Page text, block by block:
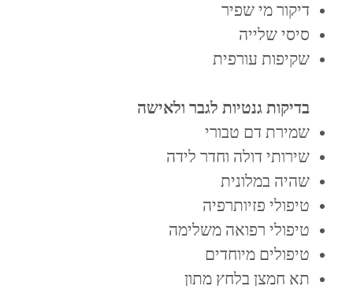
דיקור מי שפיר
סיסי שלייה
שקיפות עורפית
בדיקות גנטיות לגבר ולאישה
שמירת דם טבורי
שירותי דולה וחדר לידה
שהיה במלונית
טיפולי פזיותרפיה
טיפולי רפואה משלימה
טיפולים מיוחדים
תא חמצן בלחץ מתון